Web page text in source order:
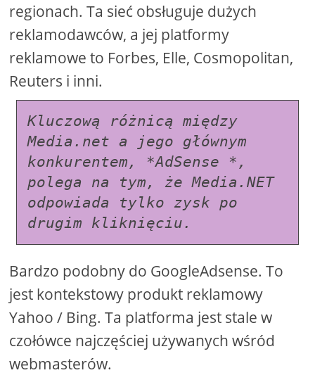
regionach. Ta sieć obsługuje dużych
reklamodawców, a jej platformy
reklamowe to Forbes, Elle, Cosmopolitan,
Reuters i inni.
Kluczową różnicą między
Media.net a jego głównym
konkurentem, *AdSense *,
polega na tym, że Media.NET
odpowiada tylko zysk po
drugim kliknięciu.
Bardzo podobny do GoogleAdsense. To
jest kontekstowy produkt reklamowy
Yahoo / Bing. Ta platforma jest stale w
czołówce najczęściej używanych wśród
webmasterów.